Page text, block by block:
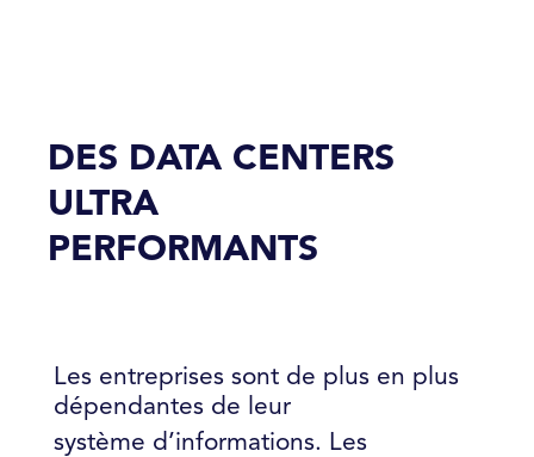
DES DATA CENTERS
ULTRA
PERFORMANTS
Les entreprises sont de plus en plus
dépendantes de leur
système d’informations. Les